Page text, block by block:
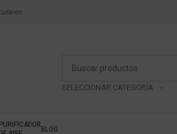
SELECCIONAR CATEGORÍA
BLOG